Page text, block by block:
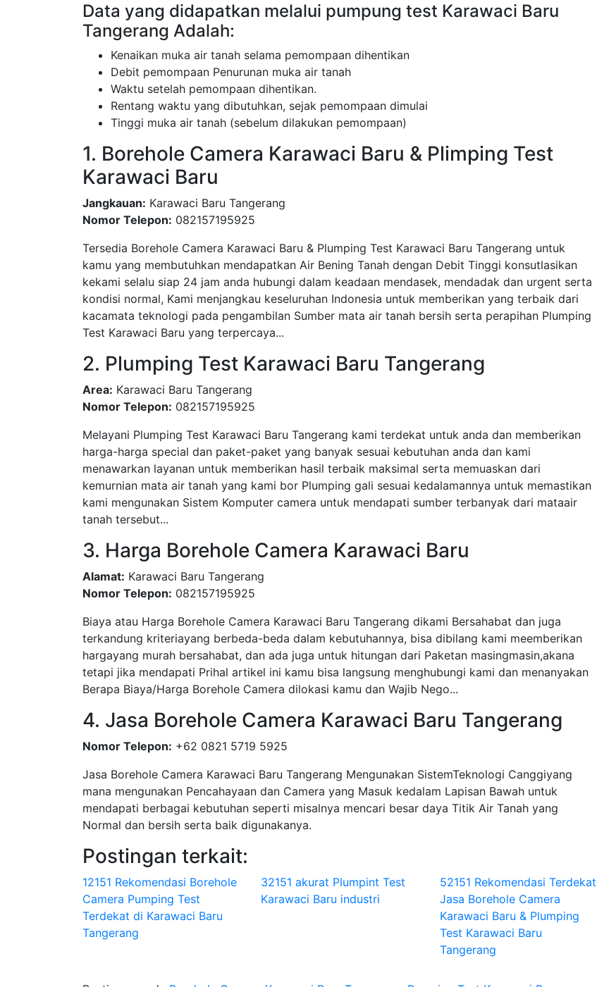
Data yang didapatkan melalui pumpung test Karawaci Baru
Tangerang Adalah:
Kenaikan muka air tanah selama pemompaan dihentikan
Debit pemompaan Penurunan muka air tanah
Waktu setelah pemompaan dihentikan.
Rentang waktu yang dibutuhkan, sejak pemompaan dimulai
Tinggi muka air tanah (sebelum dilakukan pemompaan)
1. Borehole Camera Karawaci Baru & Plimping Test
Karawaci Baru
Jangkauan: Karawaci Baru Tangerang
Nomor Telepon: 082157195925
Tersedia Borehole Camera Karawaci Baru & Plumping Test Karawaci Baru Tangerang untuk
kamu yang membutuhkan mendapatkan Air Bening Tanah dengan Debit Tinggi konsutlasikan
kekami selalu siap 24 jam anda hubungi dalam keadaan mendasek, mendadak dan urgent serta
kondisi normal, Kami menjangkau keseluruhan Indonesia untuk memberikan yang terbaik dari
kacamata teknologi pada pengambilan Sumber mata air tanah bersih serta perapihan Plumping
Test Karawaci Baru yang terpercaya...
2. Plumping Test Karawaci Baru Tangerang
Area: Karawaci Baru Tangerang
Nomor Telepon: 082157195925
Melayani Plumping Test Karawaci Baru Tangerang kami terdekat untuk anda dan memberikan
harga-harga special dan paket-paket yang banyak sesuai kebutuhan anda dan kami
menawarkan layanan untuk memberikan hasil terbaik maksimal serta memuaskan dari
kemurnian mata air tanah yang kami bor Plumping gali sesuai kedalamannya untuk memastikan
kami mengunakan Sistem Komputer camera untuk mendapati sumber terbanyak dari mataair
tanah tersebut...
3. Harga Borehole Camera Karawaci Baru
Alamat: Karawaci Baru Tangerang
Nomor Telepon: 082157195925
Biaya atau Harga Borehole Camera Karawaci Baru Tangerang dikami Bersahabat dan juga
terkandung kriteriayang berbeda-beda dalam kebutuhannya, bisa dibilang kami meemberikan
hargayang murah bersahabat, dan ada juga untuk hitungan dari Paketan masingmasin,akana
tetapi jika mendapati Prihal artikel ini kamu bisa langsung menghubungi kami dan menanyakan
Berapa Biaya/Harga Borehole Camera dilokasi kamu dan Wajib Nego...
4. Jasa Borehole Camera Karawaci Baru Tangerang
Nomor Telepon: +62 0821 5719 5925
Jasa Borehole Camera Karawaci Baru Tangerang Mengunakan SistemTeknologi Canggiyang
mana mengunakan Pencahayaan dan Camera yang Masuk kedalam Lapisan Bawah untuk
mendapati berbagai kebutuhan seperti misalnya mencari besar daya Titik Air Tanah yang
Normal dan bersih serta baik digunakanya.
Postingan terkait:
12151 Rekomendasi Borehole
Camera Pumping Test
Terdekat di Karawaci Baru
Tangerang
32151 akurat Plumpint Test
Karawaci Baru industri
52151 Rekomendasi Terdekat
Jasa Borehole Camera
Karawaci Baru & Plumping
Test Karawaci Baru
Tangerang